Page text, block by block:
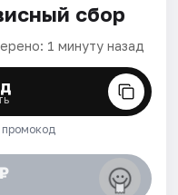
сбор
1 минуту назад
промокод